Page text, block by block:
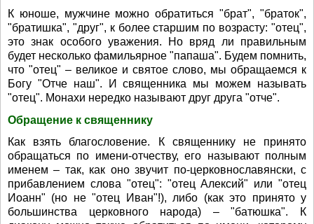
К юноше, мужчине можно обратиться "брат", "браток",
"братишка", "друг", к более старшим по возрасту: "отец",
это знак особого уважения. Но вряд ли правильным
будет несколько фамильярное "папаша". Будем помнить,
что "отец" – великое и святое слово, мы обращаемся к
Богу "Отче наш". И священника мы можем называть
"отец". Монахи нередко называют друг друга "отче".
Обращение к священнику
Как взять благословение. К священнику не принято
обращаться по имени-отчеству, его называют полным
именем – так, как оно звучит по-церковнославянски, с
прибавлением слова "отец": "отец Алексий" или "отец
Иоанн" (но не "отец Иван"!), либо (как это принято у
большинства церковного народа) – "батюшка". К